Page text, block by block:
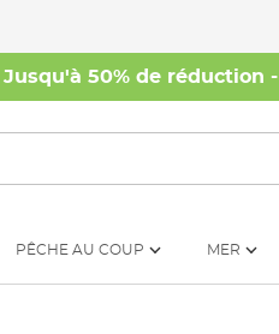
50% de réduction -
PÊCHE AU COUP MER